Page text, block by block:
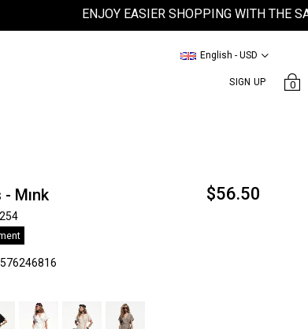
ENJOY EASIER SHOPPING WITH THE
SIGN UP
English - USD
0
Mınk $56.50